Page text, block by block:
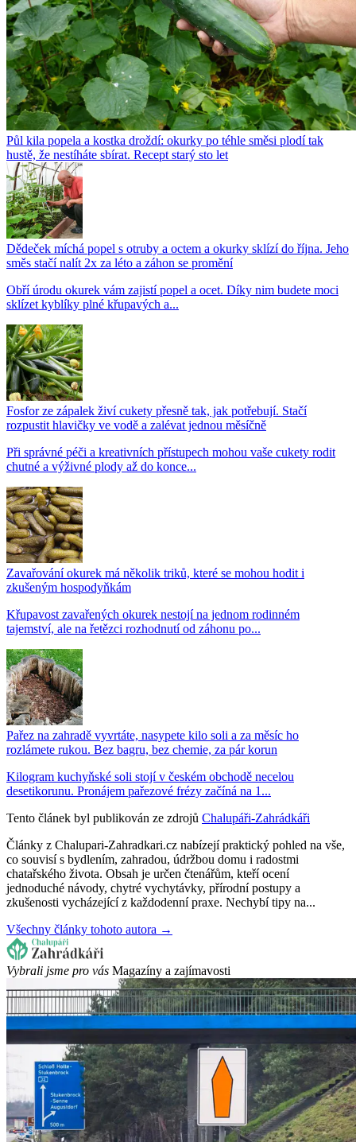
Půl kila popela a kostka droždí: okurky po téhle směsi plodí tak
hustě, že nestíháte sbírat. Recept starý sto let
Dědeček míchá popel s otruby a octem a okurky sklízí do října. Jeho
směs stačí nalít 2x za léto a záhon se promění
Obří úrodu okurek vám zajistí popel a ocet. Díky nim budete moci
sklízet kyblíky plné křupavých a...
Fosfor ze zápalek živí cukety přesně tak, jak potřebují. Stačí
rozpustit hlavičky ve vodě a zalévat jednou měsíčně
Při správné péči a kreativních přístupech mohou vaše cukety rodit
chutné a výživné plody až do konce...
Zavařování okurek má několik triků, které se mohou hodit i
zkušeným hospodyňkám
Křupavost zavařených okurek nestojí na jednom rodinném
tajemství, ale na řetězci rozhodnutí od záhonu po...
Pařez na zahradě vyvrtáte, nasypete kilo soli a za měsíc ho
rozlámete rukou. Bez bagru, bez chemie, za pár korun
Kilogram kuchyňské soli stojí v českém obchodě necelou
desetikorunu. Pronájem pařezové frézy začíná na 1...
Tento článek byl publikován ze zdrojů Chalupáři-Zahrádkáři
Články z Chalupari-Zahradkari.cz nabízejí praktický pohled na vše,
co souvisí s bydlením, zahradou, údržbou domu i radostmi
chatařského života. Obsah je určen čtenářům, kteří ocení
jednoduché návody, chytré vychytávky, přírodní postupy a
zkušenosti vycházející z každodenní praxe. Nechybí tipy na...
Všechny články tohoto autora →
Vybrali jsme pro vás Magazíny a zajímavosti